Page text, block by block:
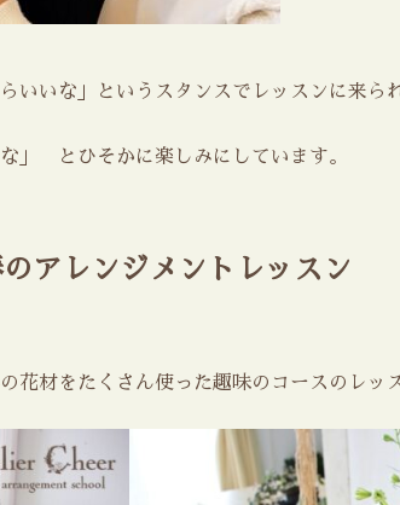
いな」というスタンスでレッスンに来ら
」 とひそかに楽しみにしています。
アレンジメントレッスン
花材をたくさん使った趣味のコースのレッ